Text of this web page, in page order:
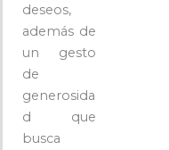
deseos,
además de
un gesto
de
generosida
d que
busca